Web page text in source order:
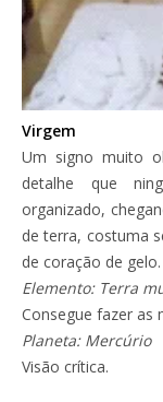
Virgem
Um signo muito
detalhe que
organizado,
de terra, costuma
de coração de gelo.
Elemento: Terra
Consegue fazer as
Planeta: Mercúrio
Visão crítica.